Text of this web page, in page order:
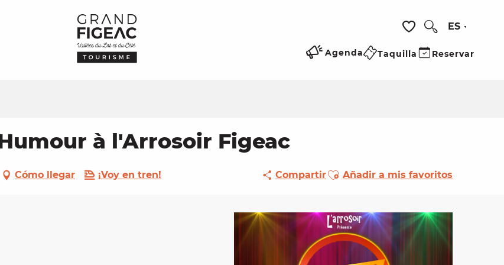
Voir les favoris
ES
Agenda Taquilla Reservar
à l'Arrosoir Figeac
Cómo llegar ¡Voy en tren! CompartirAjouter aux favoris
Añadir a mis favoritos